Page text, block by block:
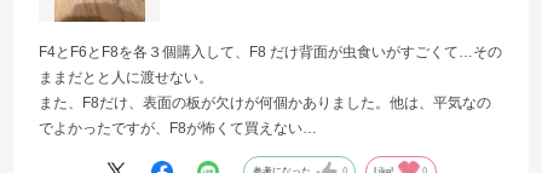
F4とF6とF8を各３個購入して、F8 だけ背面が虫食いがすごくて…その
ままだとと人に渡せない。
また、F8だけ、表面の板が欠けが何個かありました。他は、平気なの
でよかったですが、F8が怖くて買えない…